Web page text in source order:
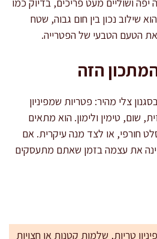
שילוב נכון בין חום גבוה, שטח
הטעם הטבעי של הפטרייה.
הזה
צלי מהיר: פטריות שמפיניון
שום, טימין ולימון. הוא מתאים
חורפי, או לצד מנה עיקרית. אם
את עצמה בזמן שאתם מתעסקים